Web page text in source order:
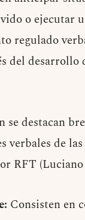
o ejecutar
regulado
del desarrollo
se destacan
verbales de
RFT
Consisten en